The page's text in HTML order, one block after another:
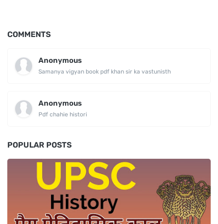
COMMENTS
Anonymous
Samanya vigyan book pdf khan sir ka vastunisth
Anonymous
Pdf chahie histori
POPULAR POSTS